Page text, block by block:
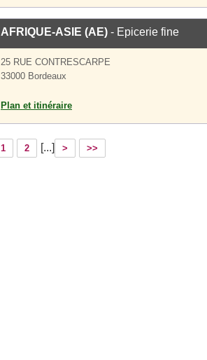
AFRIQUE-ASIE (AE) - Epicerie fine
25 RUE CONTRESCARPE
33000 Bordeaux
Plan et itinéraire
1 2 [...] > >>